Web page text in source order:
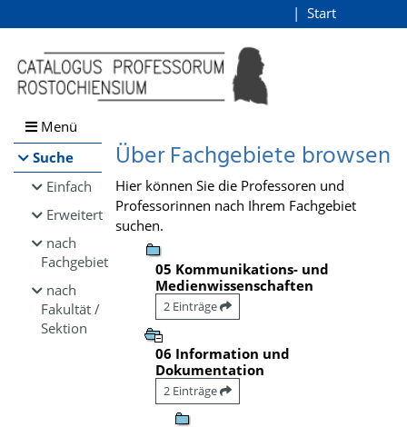
Browsen
direkt zum Inhalt
Start
Menü
Suche
Einfach
Erweitert
nach
Fachgebiet
nach
Fakultät /
Sektion
Über Fachgebiete browsen
Hier können Sie die Professoren und
Professorinnen nach Ihrem Fachgebiet
suchen.
05 Kommunikations- und
Medienwissenschaften
2 Einträge
06 Information und
Dokumentation
2 Einträge